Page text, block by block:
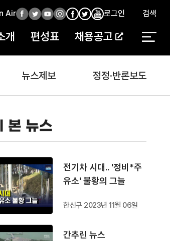
개 편성표 채용공고
Air페 트
터
유
브
인
타
페 인
타
유
브
로그인 검색
뉴스제보 정정·반론보도
본 뉴스
전기차 시대.. '정비*주
유소' 불황의 그늘
한신구 2023년 11월 06일
간추린 뉴스